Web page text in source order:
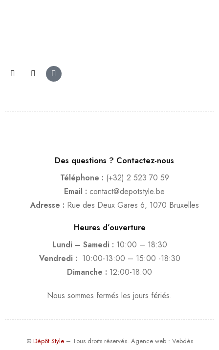
Des questions ? Contactez-nous
Téléphone : (+32) 2 523 70 59
Email : contact@depotstyle.be
Adresse : Rue des Deux Gares 6, 1070 Bruxelles
Heures d’ouverture
Lundi – Samedi : 10:00 – 18:30
Vendredi : 10:00-13:00 – 15:00 -18:30
Dimanche : 12:00-18:00
Nous sommes fermés les jours fériés.
© Dépôt Style– Tous droits réservés. Agence web: Vebdès